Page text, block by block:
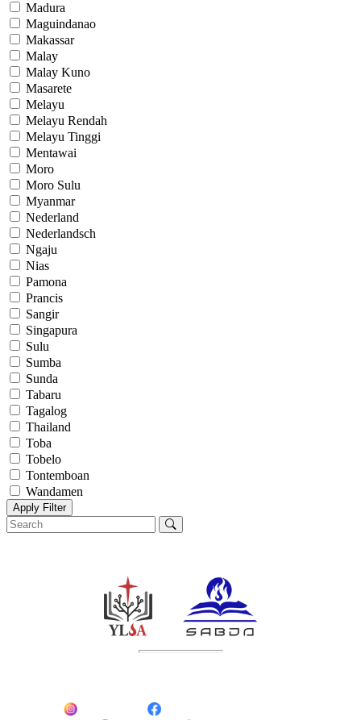
Madura
Maguindanao
Makassar
Malay
Malay Kuno
Masarete
Melayu
Melayu Rendah
Melayu Tinggi
Mentawai
Moro
Moro Sulu
Myanmar
Nederland
Nederlandsch
Ngaju
Nias
Pamona
Prancis
Sangir
Singapura
Sulu
Sumba
Sunda
Tabaru
Tagalog
Thailand
Toba
Tobelo
Tontemboan
Wandamen
Apply Filter
sabda_ylsa Yayasan Lembaga SABDA